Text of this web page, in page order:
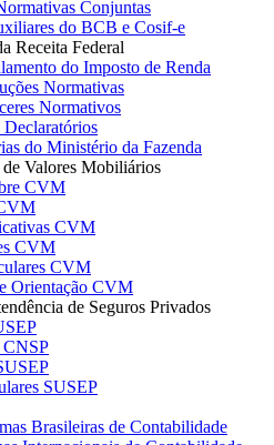
Conjuntas
do BCB e Cosif-e
Receita Federal
do Imposto de Renda
Normativas
Normativos
do Ministério da Fazenda
Valores Mobiliários
CVM
CVM
CVM
CVM
Orientação CVM
de Seguros Privados
CNSP
SUSEP
Brasileiras de Contabilidade